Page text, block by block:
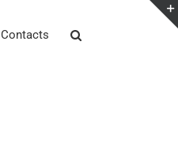
Contacts